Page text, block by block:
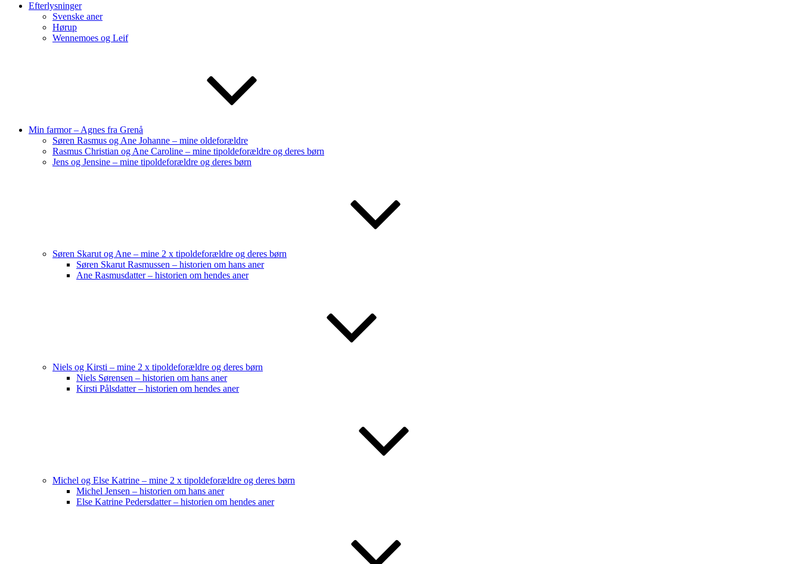
Efterlysninger
Svenske aner
Hørup
Wennemoes og Leif
Min farmor – Agnes fra Grenå
Søren Rasmus og Ane Johanne – mine oldeforældre
Rasmus Christian og Ane Caroline – mine tipoldeforældre og deres børn
Jens og Jensine – mine tipoldeforældre og deres børn
Søren Skarut og Ane – mine 2 x tipoldeforældre og deres børn
Søren Skarut Rasmussen – historien om hans aner
Ane Rasmusdatter – historien om hendes aner
Niels og Kirsti – mine 2 x tipoldeforældre og deres børn
Niels Sørensen – historien om hans aner
Kirsti Pålsdatter – historien om hendes aner
Michel og Else Katrine – mine 2 x tipoldeforældre og deres børn
Michel Jensen – historien om hans aner
Else Katrine Pedersdatter – historien om hendes aner